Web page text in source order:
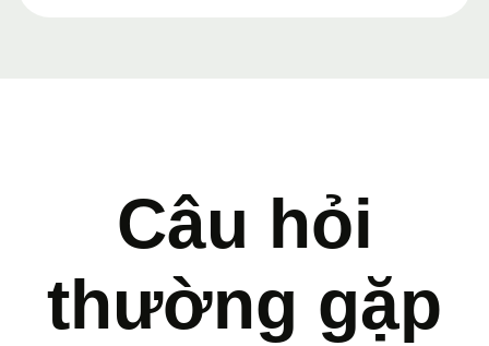
Câu hỏi
thường gặp